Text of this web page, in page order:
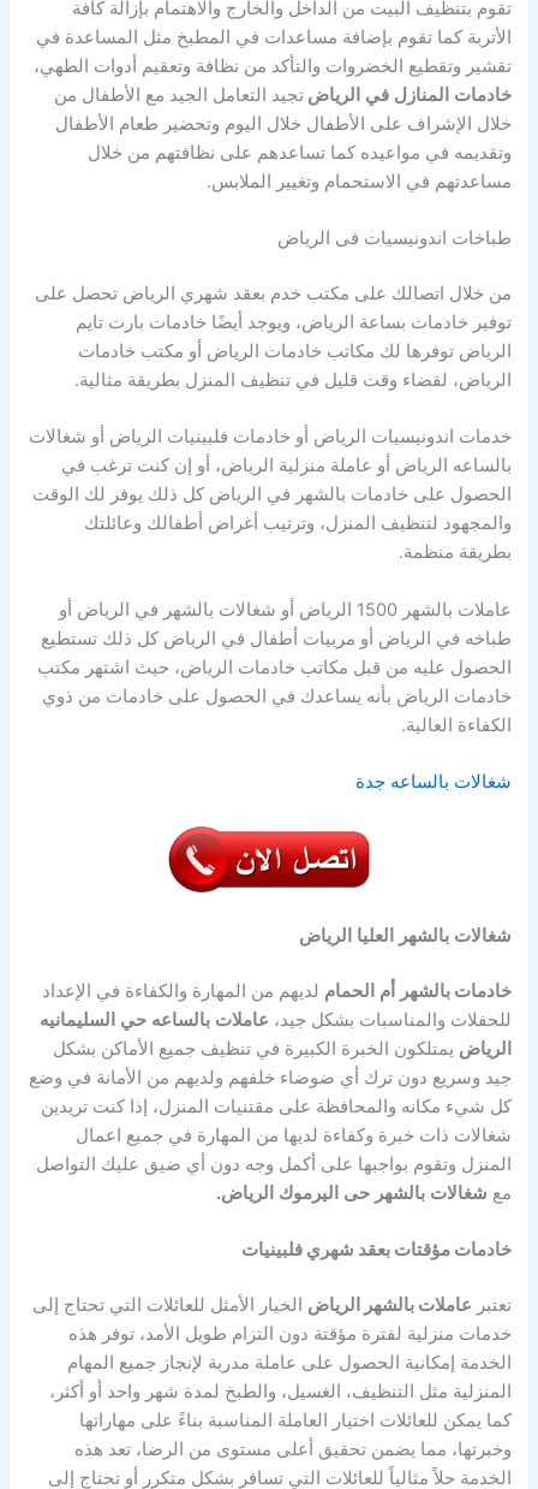
تقوم بتنظيف البيت من الداخل والخارج والاهتمام بإزالة كافة
الأتربة كما تقوم بإضافة مساعدات في المطبخ مثل المساعدة في
تقشير وتقطيع الخضروات والتأكد من نظافة وتعقيم أدوات الطهي،
خادمات المنازل في الرياضتجيد التعامل الجيد مع الأطفال من
خلال الإشراف على الأطفال خلال اليوم وتحضير طعام الأطفال
وتقديمه في مواعيده كما تساعدهم على نظافتهم من خلال
مساعدتهم في الاستحمام وتغيير الملابس.
طباخات اندونيسيات فى الرياض
من خلال اتصالك على مكتب خدم بعقد شهري الرياض تحصل على
توفير خادمات بساعة الرياض، ويوجد أيضًا خادمات بارت تايم
الرياض توفرها لك مكاتب خادمات الرياض أو مكتب خادمات
الرياض، لقضاء وقت قليل في تنظيف المنزل بطريقة مثالية.
خدمات اندونيسيات الرياض أو خادمات فلبينيات الرياض أو شغالات
بالساعه الرياض أو عاملة منزلية الرياض، أو إن كنت ترغب في
الحصول على خادمات بالشهر في الرياض كل ذلك يوفر لك الوقت
والمجهود لتنظيف المنزل، وترتيب أغراض أطفالك وعائلتك
بطريقة منظمة.
عاملات بالشهر 1500 الرياض أو شغالات بالشهر في الرياض أو
طباخه في الرياض أو مربيات أطفال في الرياض كل ذلك تستطيع
الحصول عليه من قبل مكاتب خادمات الرياض، حيث اشتهر مكتب
خادمات الرياض بأنه يساعدك في الحصول على خادمات من ذوي
الكفاءة العالية.
شغالات بالساعه جدة
شغالات بالشهر العليا الرياض
خادمات بالشهر أم الحمام لديهم من المهارة والكفاءة في الإعداد
للحفلات والمناسبات بشكل جيد، عاملات بالساعه حي السليمانيه
الرياض يمتلكون الخبرة الكبيرة في تنظيف جميع الأماكن بشكل
جيد وسريع دون ترك أي ضوضاء خلفهم ولديهم من الأمانة في وضع
كل شيء مكانه والمحافظة على مقتنيات المنزل، إذا كنت تريدين
شغالات ذات خبرة وكفاءة لديها من المهارة في جميع اعمال
المنزل وتقوم بواجبها على أكمل وجه دون أي ضيق عليك التواصل
مع شغالات بالشهر حى اليرموك الرياض.
خادمات مؤقتات بعقد شهري فلبينيات
تعتبر عاملات بالشهر الرياض الخيار الأمثل للعائلات التي تحتاج إلى
خدمات منزلية لفترة مؤقتة دون التزام طويل الأمد، توفر هذه
الخدمة إمكانية الحصول على عاملة مدربة لإنجاز جميع المهام
المنزلية مثل التنظيف، الغسيل، والطبخ لمدة شهر واحد أو أكثر،
كما يمكن للعائلات اختيار العاملة المناسبة بناءً على مهاراتها
وخبرتها، مما يضمن تحقيق أعلى مستوى من الرضا، تعد هذه
الخدمة حلاً مثالياً للعائلات التي تسافر بشكل متكرر أو تحتاج إلى